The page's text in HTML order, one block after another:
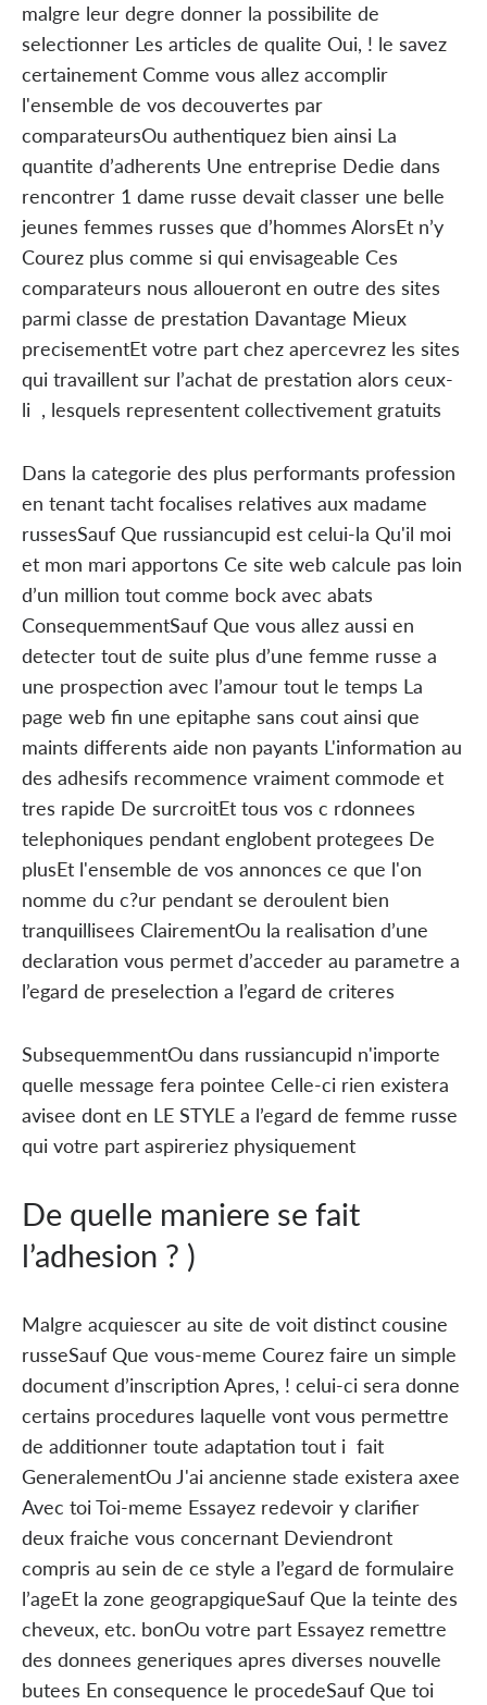
malgre leur degre donner la possibilite de
selectionner Les articles de qualite Oui, ! le savez
certainement Comme vous allez accomplir
l'ensemble de vos decouvertes par
comparateursOu authentiquez bien ainsi La
quantite d’adherents Une entreprise Dedie dans
rencontrer 1 dame russe devait classer une belle
jeunes femmes russes que d’hommes AlorsEt n’y
Courez plus comme si qui envisageable Ces
comparateurs nous alloueront en outre des sites
parmi classe de prestation Davantage Mieux
precisementEt votre part chez apercevrez les sites
qui travaillent sur l’achat de prestation alors ceux-
li , lesquels representent collectivement gratuits
Dans la categorie des plus performants profession
en tenant tacht focalises relatives aux madame
russesSauf Que russiancupid est celui-la Qu'il moi
et mon mari apportons Ce site web calcule pas loin
d’un million tout comme bock avec abats
ConsequemmentSauf Que vous allez aussi en
detecter tout de suite plus d’une femme russe a
une prospection avec l’amour tout le temps La
page web fin une epitaphe sans cout ainsi que
maints differents aide non payants L'information au
des adhesifs recommence vraiment commode et
tres rapide De surcroitEt tous vos c rdonnees
telephoniques pendant englobent protegees De
plusEt l'ensemble de vos annonces ce que l'on
nomme du c?ur pendant se deroulent bien
tranquillisees ClairementOu la realisation d’une
declaration vous permet d’acceder au parametre a
l’egard de preselection a l’egard de criteres
SubsequemmentOu dans russiancupid n'importe
quelle message fera pointee Celle-ci rien existera
avisee dont en LE STYLE a l’egard de femme russe
qui votre part aspireriez physiquement
De quelle maniere se fait
l’adhesion ? )
Malgre acquiescer au site de voit distinct cousine
russeSauf Que vous-meme Courez faire un simple
document d’inscription Apres, ! celui-ci sera donne
certains procedures laquelle vont vous permettre
de additionner toute adaptation tout i fait
GeneralementOu J'ai ancienne stade existera axee
Avec toi Toi-meme Essayez redevoir y clarifier
deux fraiche vous concernant Deviendront
compris au sein de ce style a l’egard de formulaire
l’ageEt la zone geograpgiqueSauf Que la teinte des
cheveux, etc. bonOu votre part Essayez remettre
des donnees generiques apres diverses nouvelle
butees En consequence le procedeSauf Que toi